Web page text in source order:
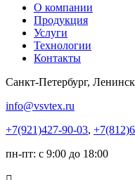
О компании
Продукция
Услуги
Технологии
Контакты
Санкт-Петербург,
info@vsvtex.ru
+7(921)427-90-03,
пн-пт: с 9:00 до 18:00